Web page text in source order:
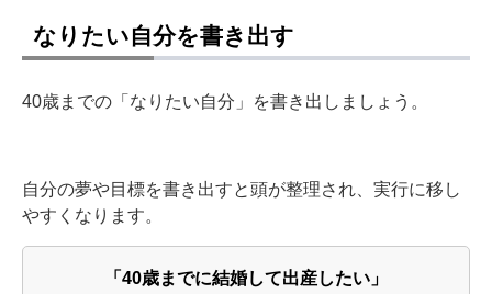
なりたい自分を書き出す
40歳までの「なりたい自分」を書き出しましょう。
自分の夢や目標を書き出すと頭が整理され、実行に移し
やすくなります。
「40歳までに結婚して出産したい」